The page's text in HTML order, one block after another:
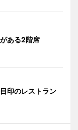
ある2階席
印のレストラン